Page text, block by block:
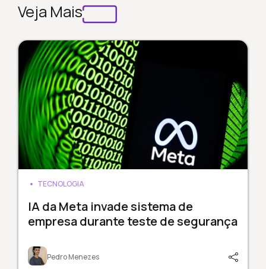
Veja Mais
TECNOLOGIA
IA da Meta invade sistema de
empresa durante teste de segurança
Pedro Menezes